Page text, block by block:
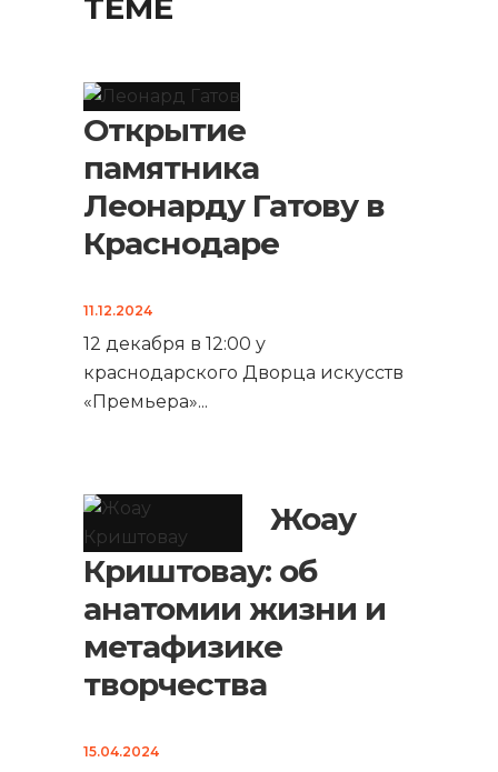
Открытие
памятника
Леонарду Гатову в
Краснодаре
11.12.2024
12 декабря в 12:00 у
краснодарского Дворца искусств
«Премьера»...
Жоау
Криштовау: об
анатомии жизни и
метафизике
творчества
15.04.2024